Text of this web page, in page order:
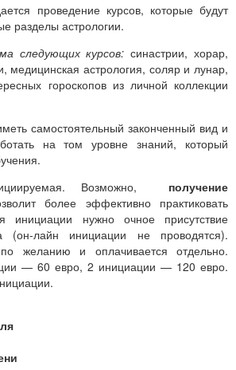
проведение курсов, которые будут
разделы астрологии.
следующих курсов: синастрии, хорар,
медицинская астрология, соляр и лунар,
гороскопов из личной коллекции
самостоятельный законченный вид и
на том уровне знаний, который
Возможно, получение
более эффективно практиковать
инициации нужно очное присутствие
(он-лайн инициации не проводятся).
желанию и оплачивается отдельно.
— 60 евро, 2 инициации — 120 евро.